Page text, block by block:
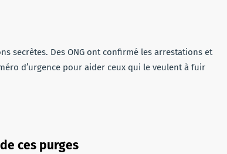
secrètes. Des ONG ont confirmé les arrestations et
d’urgence pour aider ceux qui le veulent à fuir
ces purges